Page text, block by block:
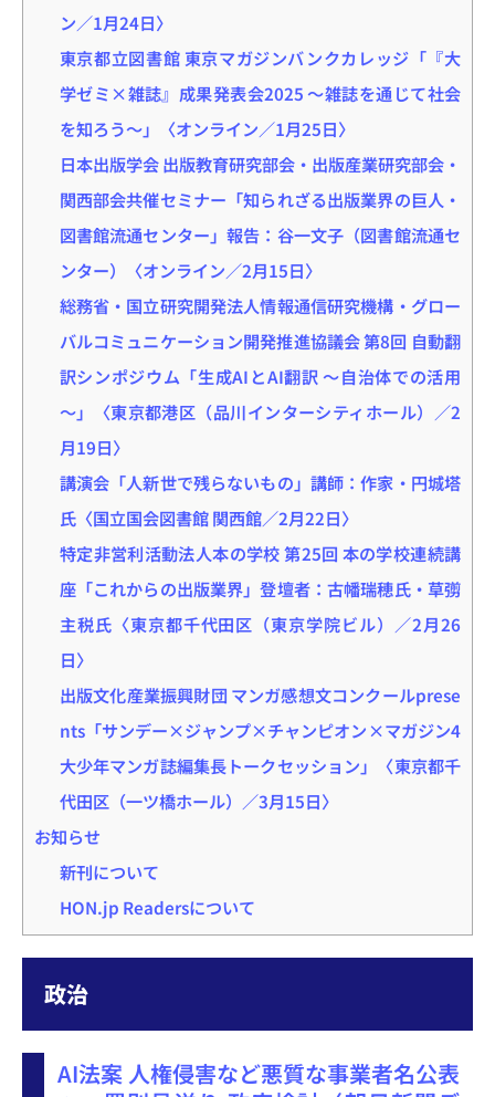
ン／1月24日〉
東京都立図書館 東京マガジンバンクカレッジ「『大
学ゼミ×雑誌』成果発表会2025 〜雑誌を通じて社会
を知ろう〜」〈オンライン／1月25日〉
日本出版学会 出版教育研究部会・出版産業研究部会・
関西部会共催セミナー「知られざる出版業界の巨人・
図書館流通センター」報告：谷一文子（図書館流通セ
ンター）〈オンライン／2月15日〉
総務省・国立研究開発法人情報通信研究機構・グロー
バルコミュニケーション開発推進協議会 第8回 自動翻
訳シンポジウム「生成AIとAI翻訳 ～自治体での活用
～」〈東京都港区（品川インターシティホール）／2
月19日〉
講演会「人新世で残らないもの」講師：作家・円城塔
氏〈国立国会図書館 関西館／2月22日〉
特定非営利活動法人本の学校 第25回 本の学校連続講
座「これからの出版業界」登壇者：古幡瑞穂氏・草彅
主税氏〈東京都千代田区（東京学院ビル）／2月26
日〉
出版文化産業振興財団 マンガ感想文コンクールprese
nts「サンデー×ジャンプ×チャンピオン×マガジン4
大少年マンガ誌編集長トークセッション」〈東京都千
代田区（一ツ橋ホール）／3月15日〉
お知らせ
新刊について
HON.jp Readersについて
政治
AI法案 人権侵害など悪質な事業者名公表